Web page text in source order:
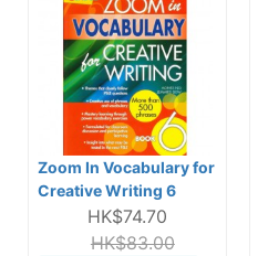
Zoom In Vocabulary for
Creative Writing 6
HK$74.70
HK$83.00